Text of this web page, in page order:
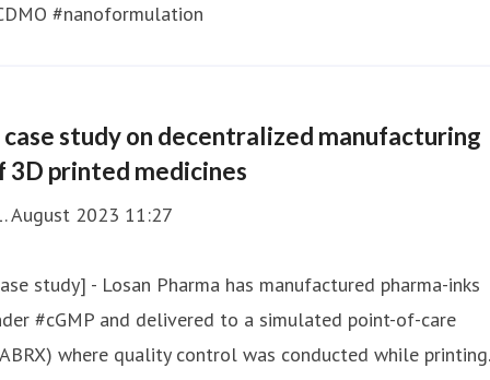
#nanoformulation
case study on decentralized manufacturing
3D printed medicines
August 2023 11:27
study] - Losan Pharma has manufactured pharma-inks
#cGMP and delivered to a simulated point-of-care
where quality control was conducted while printing.